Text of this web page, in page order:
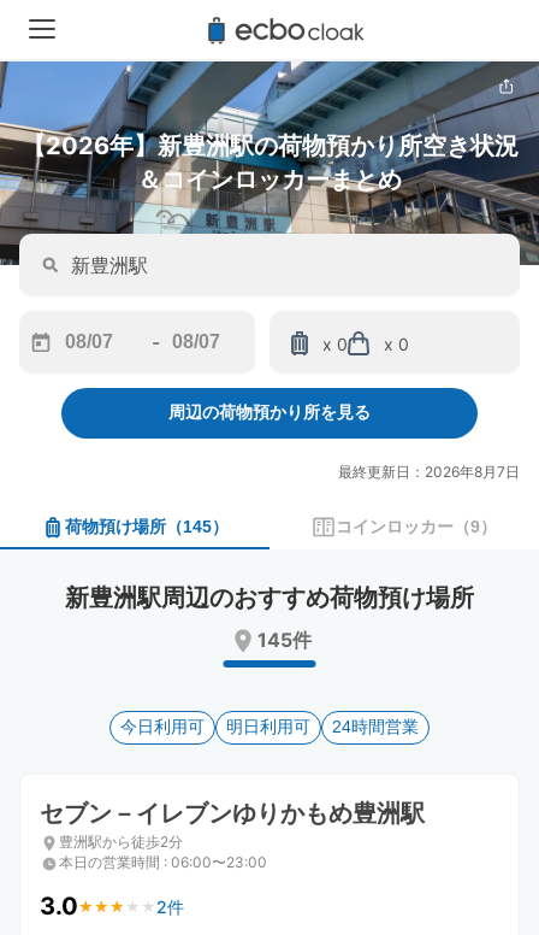
【2026年】新豊洲駅の荷物預かり所空き状況
＆コインロッカーまとめ
forward
interact
calendar
and
a
date.
the
keyboard
shortcuts
for
changing
dates.
-
backward
to
interact
and
a
date.
mark
key
the
keyboard
shortcuts
for
changing
dates.
x 0 x 0
周辺の荷物預かり所を見る
最終更新日：2026年8月7日
荷物預け場所 （145） コインロッカー （9）
新豊洲駅周辺のおすすめ荷物預け場所
145件
今日利用可 明日利用可 24時間営業
セブン－イレブンゆりかもめ豊洲駅
豊洲駅から徒歩2分
本日の営業時間 : 06:00〜23:00
3.0★ ★ ★ ★ ★
★ ★ ★ ★ ★ 2件